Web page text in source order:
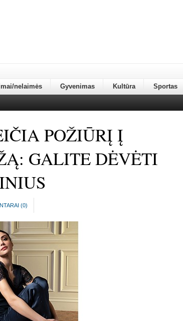
nelaimės Gyvenimas Kultūra Sportas
POŽIŪRĮ Į
GALITE DĖVĖTI
(0)